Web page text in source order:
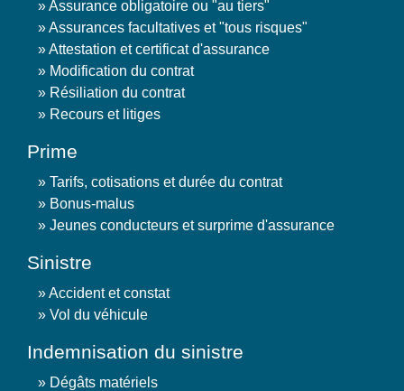
Assurance obligatoire ou "au tiers"
Assurances facultatives et "tous risques"
Attestation et certificat d'assurance
Modification du contrat
Résiliation du contrat
Recours et litiges
Prime
Tarifs, cotisations et durée du contrat
Bonus-malus
Jeunes conducteurs et surprime d'assurance
Sinistre
Accident et constat
Vol du véhicule
Indemnisation du sinistre
Dégâts matériels